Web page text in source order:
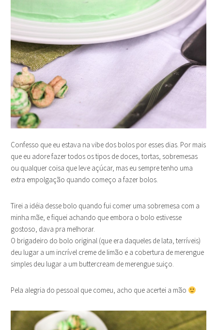
Confesso que eu estava na vibe dos bolos por esses dias. Por mais
que eu adore fazer todos os tipos de doces, tortas, sobremesas
ou qualquer coisa que leve açúcar, mas eu sempre tenho uma
extra empolgação quando começo a fazer bolos.
Tirei a idéia desse bolo quando fui comer uma sobremesa com a
minha mãe, e fiquei achando que embora o bolo estivesse
gostoso, dava pra melhorar.
O brigadeiro do bolo original (que era daqueles de lata, terríveis)
deu lugar a um incrível creme de limão e a cobertura de merengue
simples deu lugar a um buttercream de merengue suiço.
Pela alegria do pessoal que comeu, acho que acertei a mão